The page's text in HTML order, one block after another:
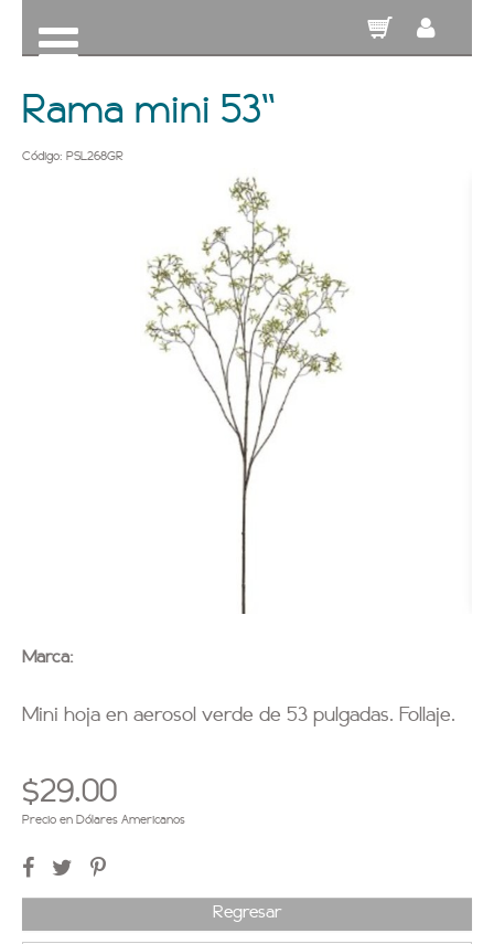
Rama mini 53''
Código: PSL268GR
Marca:
Mini hoja en aerosol verde de 53 pulgadas. Follaje.
$29.00
Precio en Dólares Americanos
Regresar